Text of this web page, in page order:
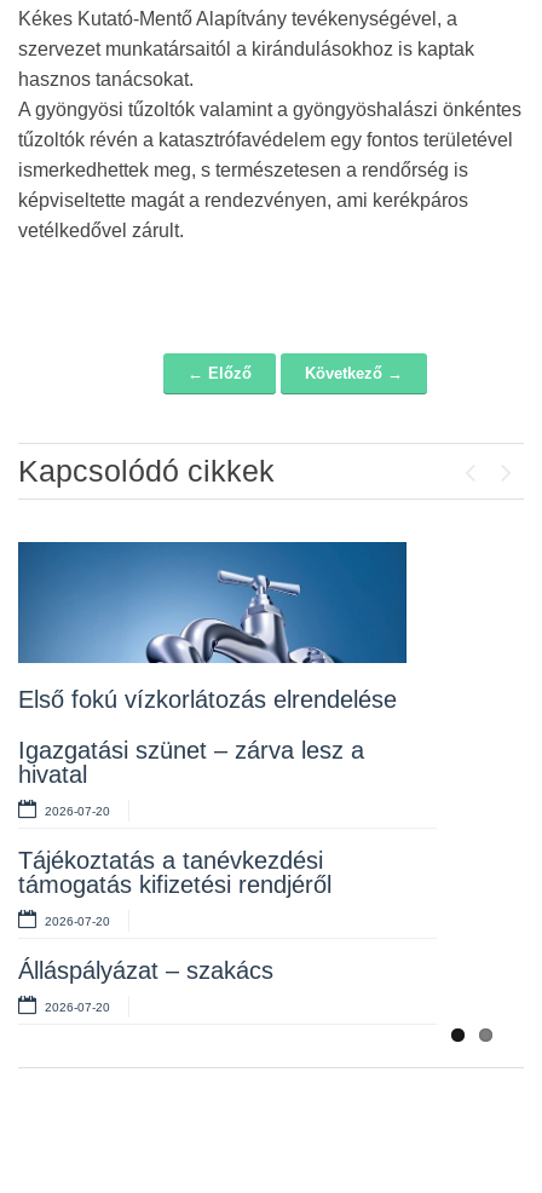
Kékes Kutató-Mentő Alapítvány tevékenységével, a
szervezet munkatársaitól a kirándulásokhoz is kaptak
hasznos tanácsokat.
A gyöngyösi tűzoltók valamint a gyöngyöshalászi önkéntes
tűzoltók révén a katasztrófavédelem egy fontos területével
ismerkedhettek meg, s természetesen a rendőrség is
képviseltette magát a rendezvényen, ami kerékpáros
vetélkedővel zárult.
← Előző Következő →
Kapcsolódó cikkek
Első fokú vízkorlátozás elrendelése
Igazgatási szünet – zárva lesz a
hivatal
2026-07-20
Tájékoztatás a tanévkezdési
támogatás kifizetési rendjéről
2026-07-20
Álláspályázat – szakács
2026-07-20
Álláspályázat – konyhai kisegítő
Lakossági fórum az Erzsébet téri
2026-07-10
Rendelet kihirdetése
2026-07-10
Álláspályázat – takarító
2026-07-06